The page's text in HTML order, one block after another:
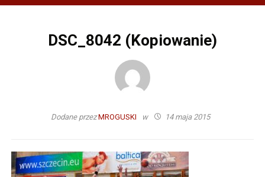
DSC_8042 (Kopiowanie)
Dodane przezMROGUSKI w 14 maja 2015